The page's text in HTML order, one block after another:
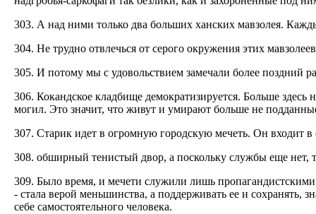
303. А над ними только два больших ханских мавзолея.
304. Не трудно отвлечься от серого окружения этих
305. И потому мы с удовольствием замечали более поздний
306. Кокандское кладбище демократизируется. Больше
могил. Это значит, что живут и умирают больше не
307. Старик идет в огромную городскую мечеть. Он входит в
308. обширный тенистый двор, а поскольку службы еще нет,
309. Было время, и мечети служили лишь
- стала верой меньшинства, а поддерживать ее и сохранять,
себе самостоятельного человека.